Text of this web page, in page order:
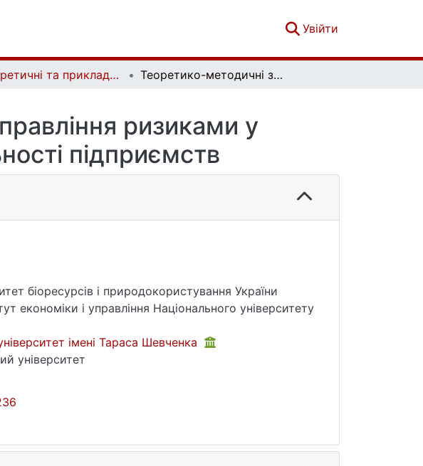
Увійти
Теоретичні та прикладні питання економіки. Випуск 2 (51) Теоретико-методичні засади управління ризиками у зовнішньоекономічній діяльності підприємств
ризиками у
підприємств
біоресурсів і природокористування України
економіки і управління Національного університету
імені Тараса Шевченка
університет